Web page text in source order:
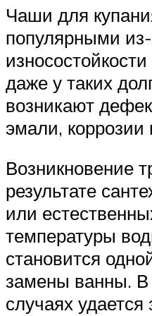
Чаши для
популярными
даже у таких
возникают
эмали,
Возникновение
результате
или
температуры
становится
замены ванны. В
случаях